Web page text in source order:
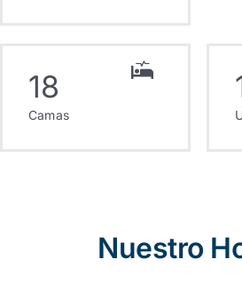
18
Camas
Nuestro